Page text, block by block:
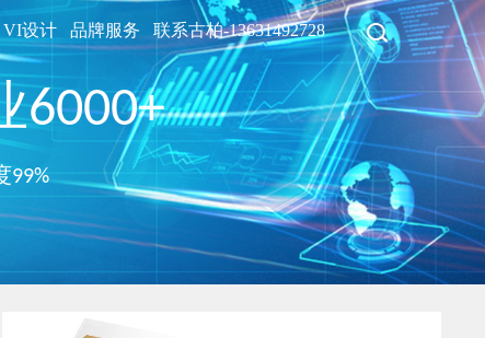
VI设计 品牌服务 联系古柏-13631492728
6000+
99%